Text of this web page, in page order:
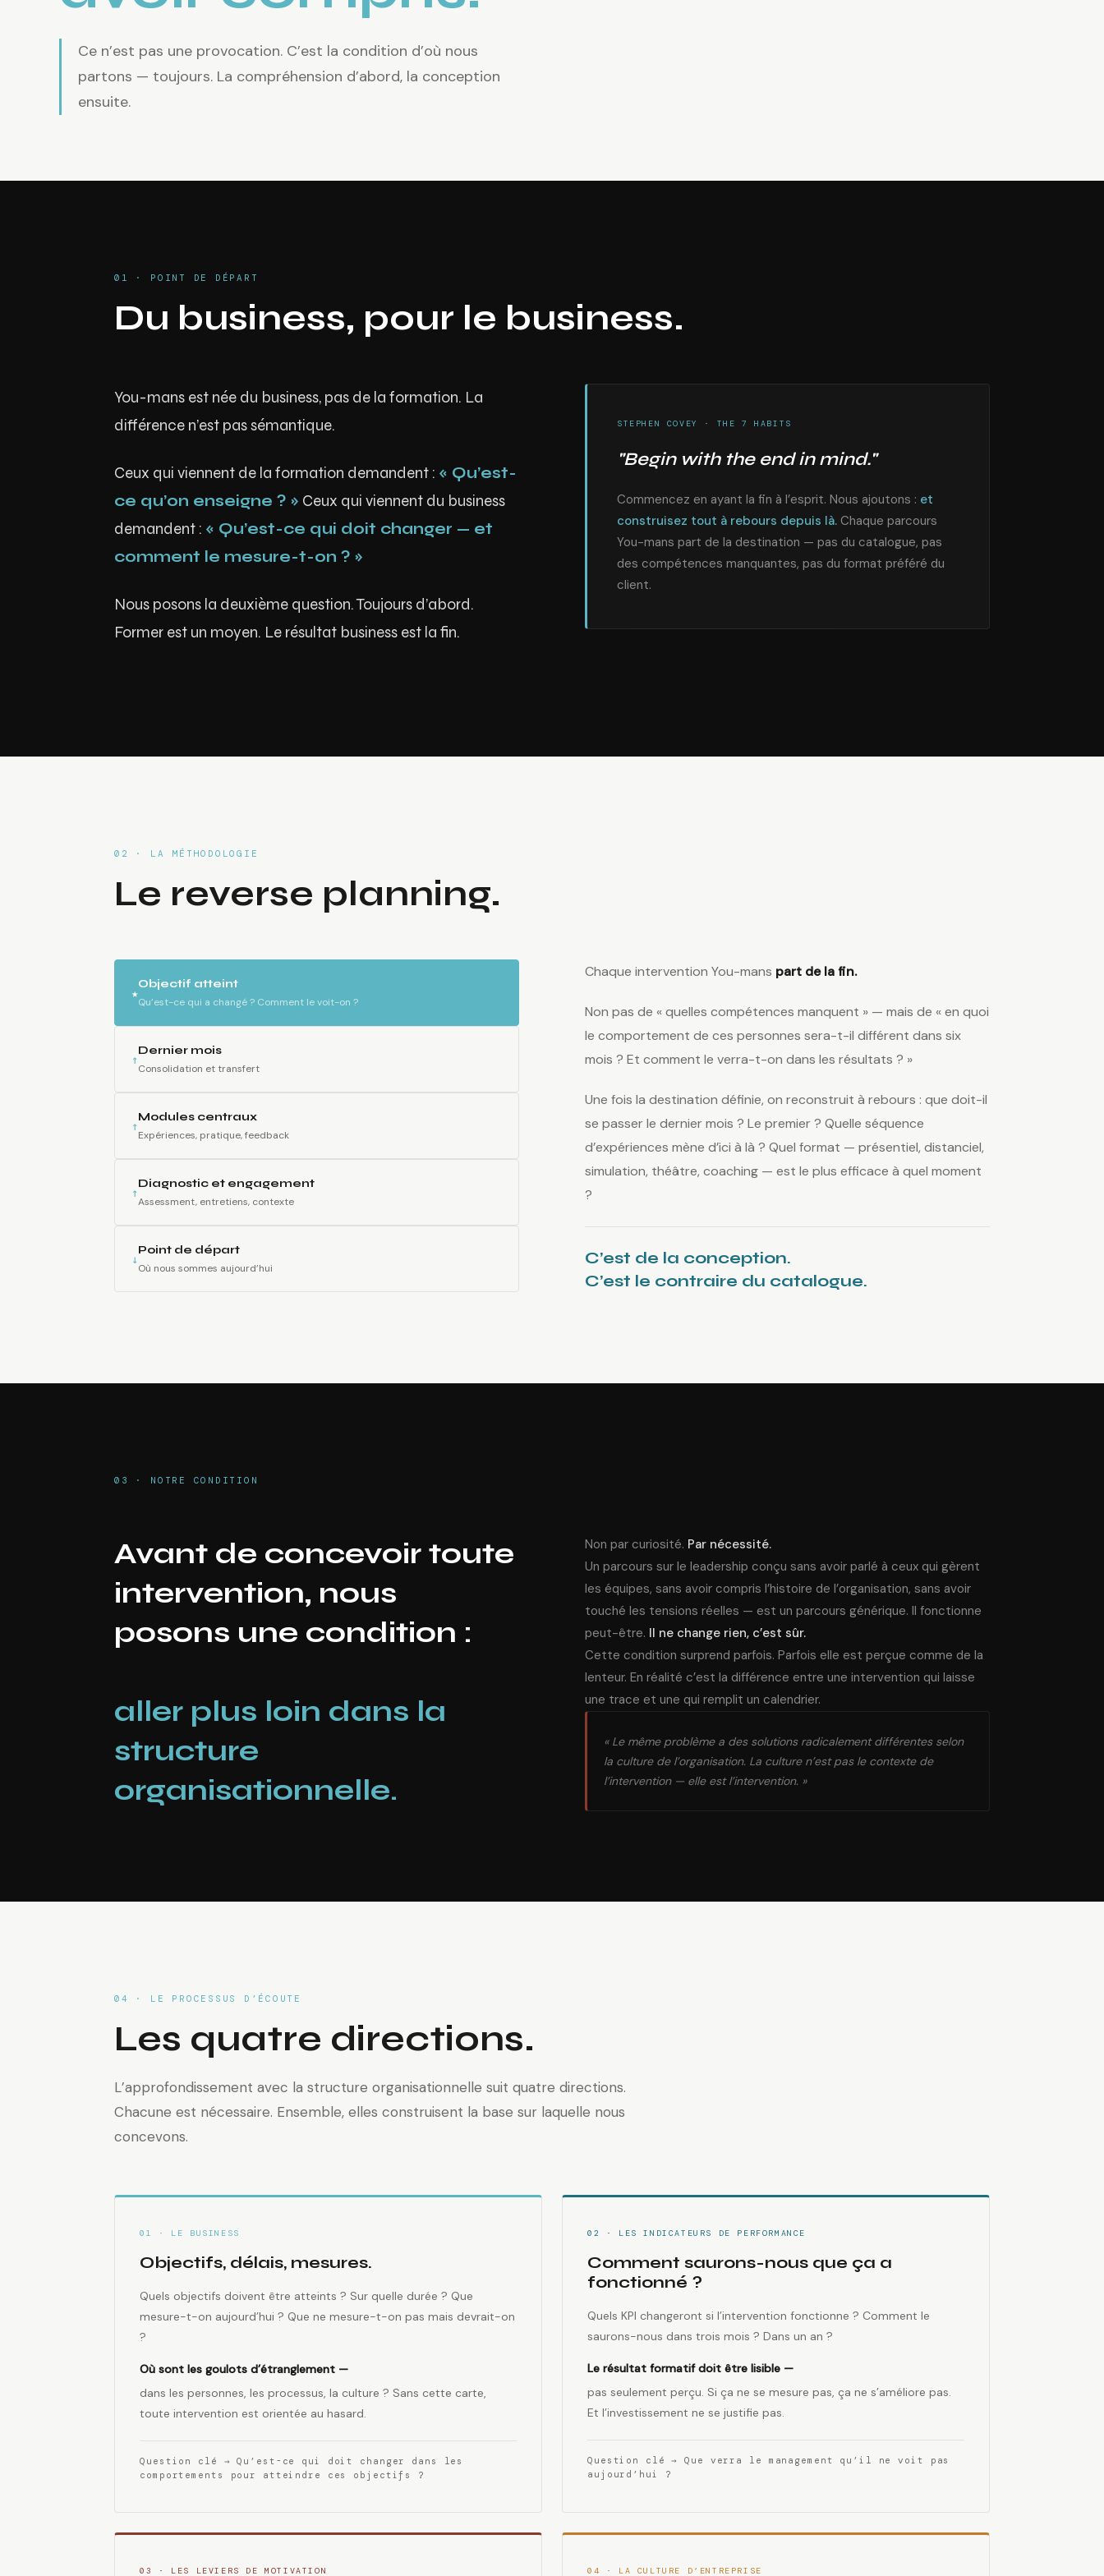
Ce n’est pas une provocation. C’est la condition d’où nous
partons — toujours. La compréhension d’abord, la conception
ensuite.
01 · POINT DE DÉPART
Du business, pour le business.
You-mans est née du business, pas de la formation. La
différence n’est pas sémantique.
Ceux qui viennent de la formation demandent : « Qu’est-
ce qu’on enseigne ? » Ceux qui viennent du business
demandent : « Qu’est-ce qui doit changer — et
comment le mesure-t-on ? »
Nous posons la deuxième question. Toujours d’abord.
Former est un moyen. Le résultat business est la fin.
STEPHEN COVEY · THE 7 HABITS
"Begin with the end in mind."
Commencez en ayant la fin à l’esprit. Nous ajoutons : et
construisez tout à rebours depuis là. Chaque parcours
You-mans part de la destination — pas du catalogue, pas
des compétences manquantes, pas du format préféré du
client.
02 · LA MÉTHODOLOGIE
Le reverse planning.
★
Objectif atteint
Qu’est-ce qui a changé ? Comment le voit-on ?
↑
Dernier mois
Consolidation et transfert
↑
Modules centraux
Expériences, pratique, feedback
↑
Diagnostic et engagement
Assessment, entretiens, contexte
↓
Point de départ
Où nous sommes aujourd’hui
Chaque intervention You-mans part de la fin.
Non pas de « quelles compétences manquent » — mais de « en quoi
le comportement de ces personnes sera-t-il différent dans six
mois ? Et comment le verra-t-on dans les résultats ? »
Une fois la destination définie, on reconstruit à rebours : que doit-il
se passer le dernier mois ? Le premier ? Quelle séquence
d’expériences mène d’ici à là ? Quel format — présentiel, distanciel,
simulation, théâtre, coaching — est le plus efficace à quel moment
?
C’est de la conception.
C’est le contraire du catalogue.
03 · NOTRE CONDITION
Avant de concevoir toute
intervention, nous
posons une condition :
aller plus loin dans la
structure
organisationnelle.
Non par curiosité. Par nécessité.
Un parcours sur le leadership conçu sans avoir parlé à ceux qui gèrent
les équipes, sans avoir compris l’histoire de l’organisation, sans avoir
touché les tensions réelles — est un parcours générique. Il fonctionne
peut-être. Il ne change rien, c’est sûr.
Cette condition surprend parfois. Parfois elle est perçue comme de la
lenteur. En réalité c’est la différence entre une intervention qui laisse
une trace et une qui remplit un calendrier.
« Le même problème a des solutions radicalement différentes selon
la culture de l’organisation. La culture n’est pas le contexte de
l’intervention — elle est l’intervention. »
04 · LE PROCESSUS D’ÉCOUTE
Les quatre directions.
L’approfondissement avec la structure organisationnelle suit quatre directions.
Chacune est nécessaire. Ensemble, elles construisent la base sur laquelle nous
concevons.
01 · LE BUSINESS
Objectifs, délais, mesures.
Quels objectifs doivent être atteints ? Sur quelle durée ? Que
mesure-t-on aujourd’hui ? Que ne mesure-t-on pas mais devrait-on
?
Où sont les goulots d’étranglement —
dans les personnes, les processus, la culture ? Sans cette carte,
toute intervention est orientée au hasard.
Question clé → Qu’est-ce qui doit changer dans les
comportements pour atteindre ces objectifs ?
02 · LES INDICATEURS DE PERFORMANCE
Comment saurons-nous que ça a
fonctionné ?
Quels KPI changeront si l’intervention fonctionne ? Comment le
saurons-nous dans trois mois ? Dans un an ?
Le résultat formatif doit être lisible —
pas seulement perçu. Si ça ne se mesure pas, ça ne s’améliore pas.
Et l’investissement ne se justifie pas.
Question clé → Que verra le management qu’il ne voit pas
aujourd’hui ?
03 · LES LEVIERS DE MOTIVATION 04 · LA CULTURE D’ENTREPRISE